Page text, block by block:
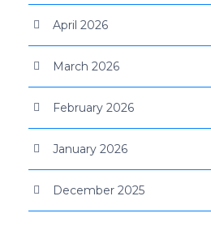
April 2026
March 2026
February 2026
January 2026
December 2025